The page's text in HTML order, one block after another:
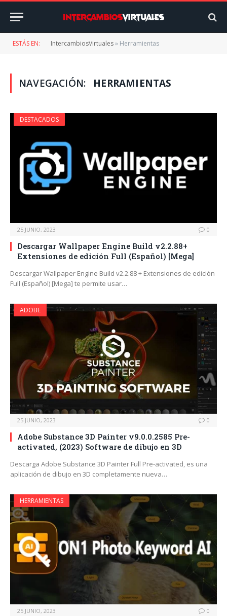
ESTÁS EN: IntercambiosVirtuales» Herramientas
NAVEGACIÓN: HERRAMIENTAS
DESTACADOS
25 JUNIO, 2023 0
Descargar Wallpaper Engine Build v2.2.88+
Extensiones de edición Full (Español) [Mega]
Descargar Wallpaper Engine Build v2.2.88 + Extensiones de edición
Full (Español) [Mega] te permite usar…
ADOBE
25 JUNIO, 2023 0
Adobe Substance 3D Painter v9.0.0.2585 Pre-
activated, (2023) Software de dibujo en 3D
Descarga Adobe Substance 3D Painter Full Pre-activated, es una
aplicación de dibujo en 3D completamente nueva…
HERRAMIENTAS
25 JUNIO, 2023 0